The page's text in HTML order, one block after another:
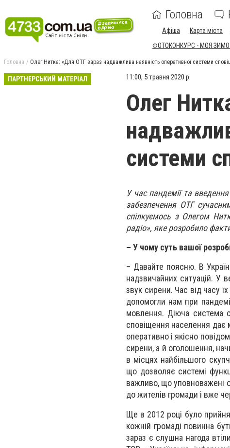
Головна
Афіша Карта міста
ФОТОКОНКУРС - МОЯ
Головна Олег Нитка: «Для ОТГ зараз надважлива наявність оперативної системи
ПАРТНЕРСЬКИЙ МАТЕРІАЛ 11:00, 5 травня 2020 р.
Олег
системи
У час пандемії та
забезпечення ОТГ
спілкуємось з Олегом
радіо», яке розробило
– У чому суть вашої
– Давайте поясню. В
надзвичайних ситуацій. У
звук сирени. Час від часу
допомогли нам при
мовлення. Діюча система
сповіщення населення дає
оперативно і якісно
сирени, а й оголошення,
в місцях найбільшого
що дозволяє системі
важливо, що уповноважені
до жителів громади і вже
Ще в 2012 році було
кожній громаді повинна
зараз є слушна нагода